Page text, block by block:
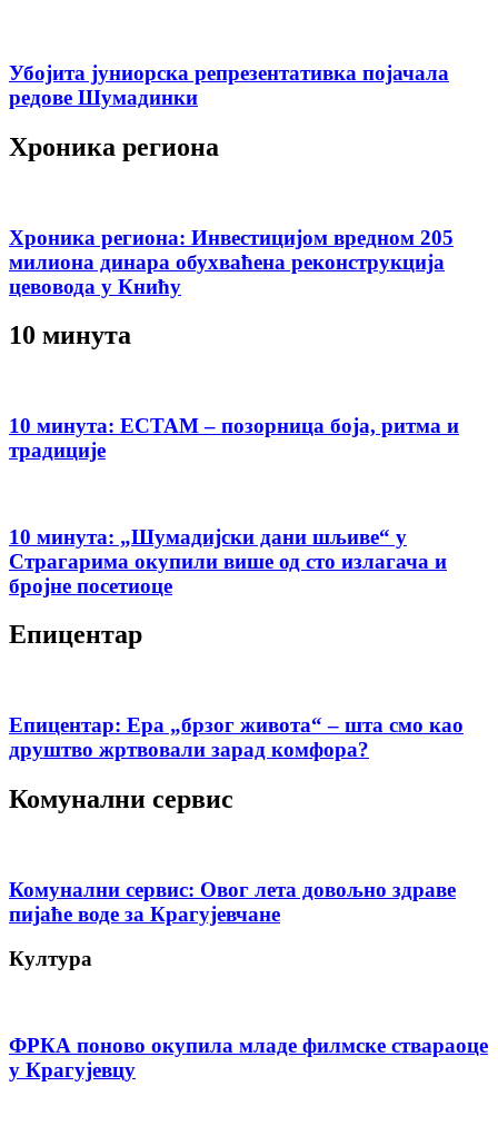
Убојита јуниорска репрезентативка појачала
редове Шумадинки
Хроника региона
Хроника региона: Инвестицијом вредном 205
милиона динара обухваћена реконструкција
цевовода у Книћу
10 минута
10 минута: ЕСТАМ – позорница боја, ритма и
традиције
10 минута: „Шумадијски дани шљиве“ у
Страгарима окупили више од сто излагача и
бројне посетиоце
Епицентар
Епицентар: Ера „брзог живота“ – шта смо као
друштво жртвовали зарад комфора?
Комунални сервис
Комунални сервис: Овог лета довољно здраве
пијаће воде за Крагујевчане
Култура
ФРКА поново окупила младе филмске ствараоце
у Крагујевцу